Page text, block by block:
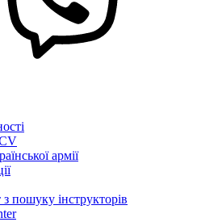
армії
пошуку інструкторів